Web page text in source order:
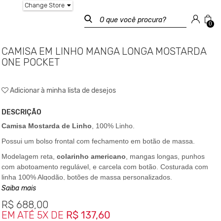
Change Store
0
CAMISA EM LINHO MANGA LONGA MOSTARDA
ONE POCKET
Adicionar à minha lista de desejos
DESCRIÇÃO
Camisa Mostarda de Linho, 100% Linho.
Possui um bolso frontal com fechamento em botão de massa.
Modelagem reta, colarinho americano, mangas longas, punhos
com abotoamento regulável, e carcela com botão. Costurada com
linha 100% Algodão, botões de massa personalizados.
A camisa também carrega um detalhe, na parte dos ombros
frontalmente que é um recorte geométrico.
E para um melhor caimento no corpo, ela possui duas costuras
Saiba mais
R$ 688,00
EM ATÉ 5X DE R$ 137,60